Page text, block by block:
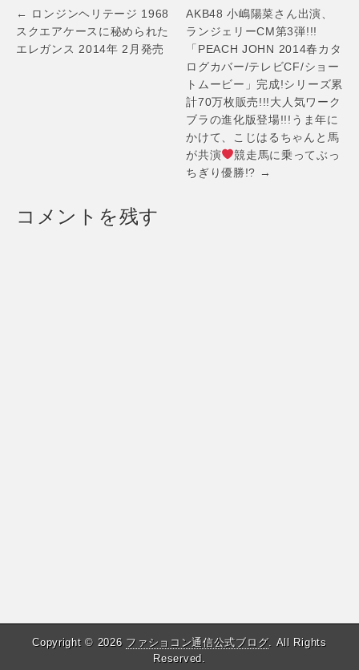
DADA 森川マサ
ノリ
Post
navigation
← ロンジンヘリテージ 1968
スクエアケースに秘められた
エレガンス 2014年 2月発売
AKB48 小嶋陽菜さん出演、
ランジェリーCM第3弾!!!
「PEACH JOHN 2014春カタ
ログカバー/テレビCF/ショー
トムービー」完成!シリーズ累
計70万枚販売!!!大人気ワーク
ブラの進化版登場!!!うま年に
かけて、こじはるちゃんと馬
が共演
競走馬に乗ってぶっ
ちぎり優勝!? →
コメントを残す
Copyright © 2026 ファショコン通信公式ブログ. All Rights
Reserved.